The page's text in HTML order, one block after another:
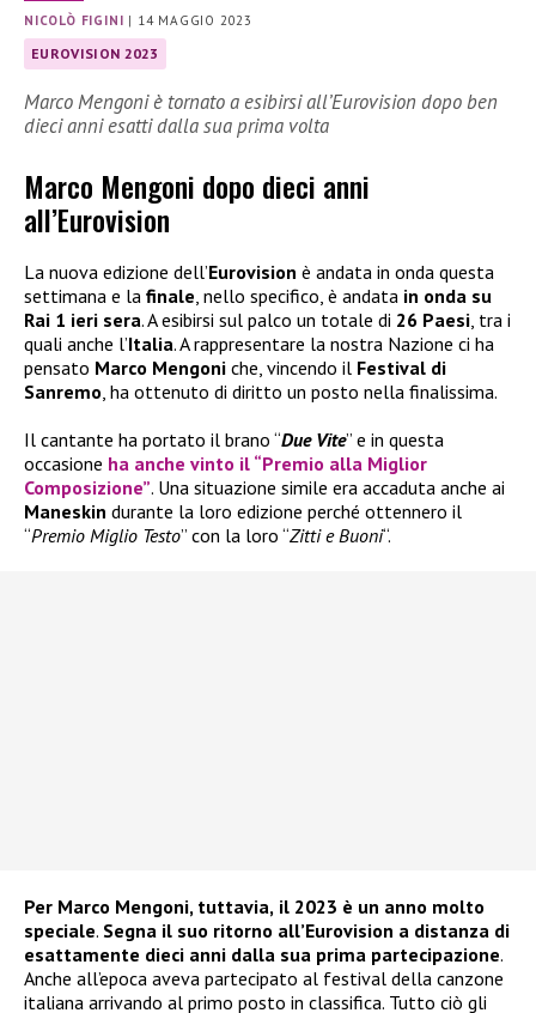
NICOLÒ FIGINI | 14 MAGGIO 2023
EUROVISION 2023
Marco Mengoni è tornato a esibirsi all’Eurovision dopo ben
dieci anni esatti dalla sua prima volta
Marco Mengoni dopo dieci anni
all’Eurovision
La nuova edizione dell’Eurovision è andata in onda questa
settimana e la finale, nello specifico, è andata in onda su
Rai 1 ieri sera. A esibirsi sul palco un totale di 26 Paesi, tra i
quali anche l’Italia. A rappresentare la nostra Nazione ci ha
pensato Marco Mengoni che, vincendo il Festival di
Sanremo, ha ottenuto di diritto un posto nella finalissima.
Il cantante ha portato il brano “Due Vite” e in questa
occasione ha anche vinto il “Premio alla Miglior
Composizione”. Una situazione simile era accaduta anche ai
Maneskin durante la loro edizione perché ottennero il
“Premio Miglio Testo” con la loro “Zitti e Buoni“.
Per Marco Mengoni, tuttavia, il 2023 è un anno molto
speciale. Segna il suo ritorno all’Eurovision a distanza di
esattamente dieci anni dalla sua prima partecipazione.
Anche all’epoca aveva partecipato al festival della canzone
italiana arrivando al primo posto in classifica. Tutto ciò gli